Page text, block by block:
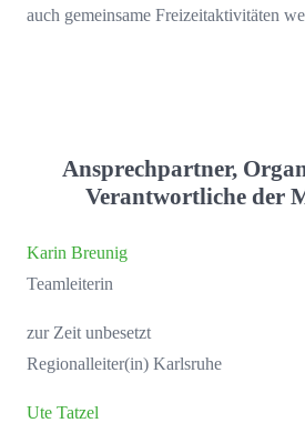
auch gemeinsame Freizeitaktivitäten
Ansprechpartner,
Verantwortliche der
Karin Breunig
Teamleiterin
zur Zeit unbesetzt
Regionalleiter(in) Karlsruhe
Ute Tatzel